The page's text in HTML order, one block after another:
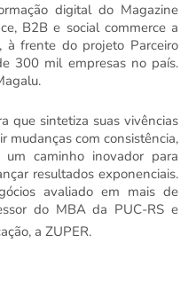
digital do Magazine
B2B e social commerce a
à frente do projeto Parceiro
300 mil empresas no país.
que sintetiza suas vivências
mudanças com consistência,
um caminho inovador para
resultados exponenciais.
avaliado em mais de
do MBA da PUC-RS e
a ZUPER.